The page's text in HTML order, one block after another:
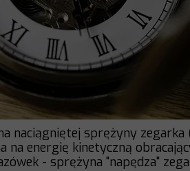
naciągniętej sprężyny zegarka
na energię kinetyczną
- sprężyna "napędza"